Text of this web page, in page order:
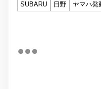
SUBARU
日野 ヤマハ発